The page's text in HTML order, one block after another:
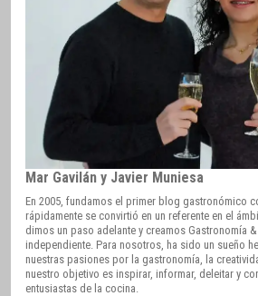
Mar Gavilán y Javier Muniesa
En 2005, fundamos el primer blog gastronómico
rápidamente se convirtió en un referente en el
dimos un paso adelante y creamos Gastronomía
independiente. Para nosotros, ha sido un sueño
nuestras pasiones por la gastronomía, la
nuestro objetivo es inspirar, informar, deleitar y
entusiastas de la cocina.